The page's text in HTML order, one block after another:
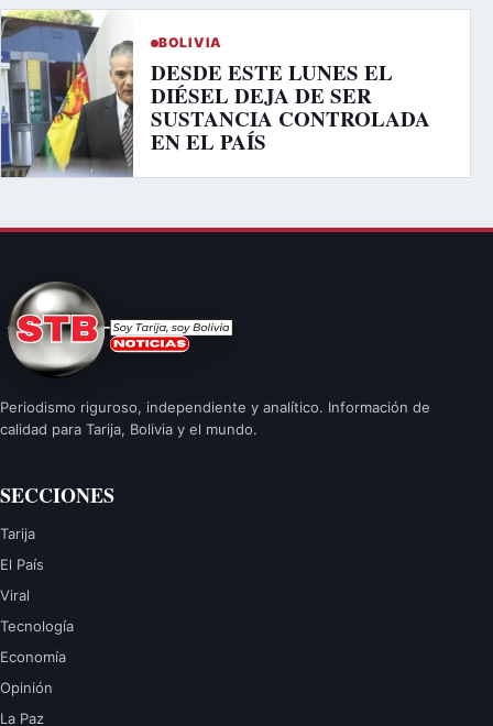
BOLIVIA
DESDE ESTE LUNES EL
DIÉSEL DEJA DE SER
SUSTANCIA CONTROLADA
EN EL PAÍS
Periodismo riguroso, independiente y analítico. Información de
calidad para Tarija, Bolivia y el mundo.
SECCIONES
Tarija
El País
Viral
Tecnología
Economía
Opinión
La Paz